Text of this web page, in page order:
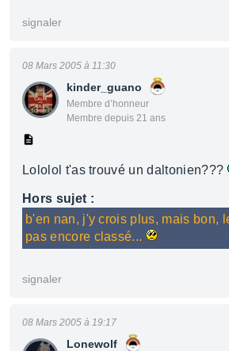
signaler
kinder_guano
Membre d’honneur
Membre depuis 21 ans
08 Mars 2005 à 11:30
Lololol t'as trouvé un daltonien???
Hors sujet :
b'en nan, j'y crois plus, mais bon,
pas encore classé...
signaler
Lonewolf
08 Mars 2005 à 19:17